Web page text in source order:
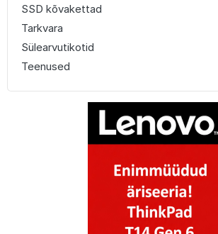
SSD kõvakettad
Tarkvara
Sülearvutikotid
Teenused